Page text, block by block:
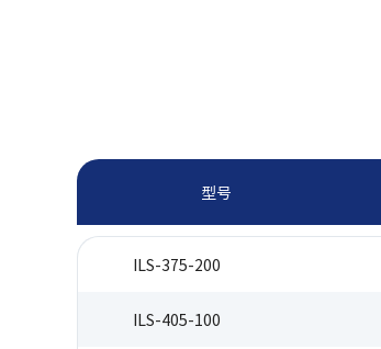
型号
ILS-375-200
ILS-405-100